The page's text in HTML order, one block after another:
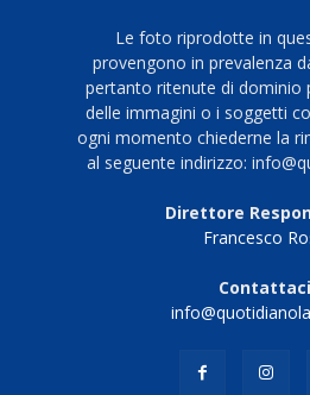
Le foto riprodotte in
provengono in prevalenza
pertanto ritenute di dominio
delle immagini o i soggetti
ogni momento chiederne la
al seguente indirizzo:
Direttore
Francesco
Contattaci